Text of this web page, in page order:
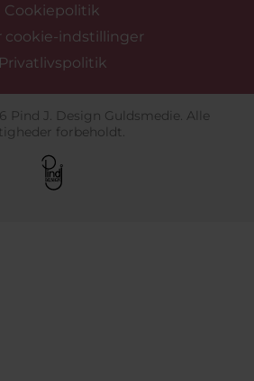
Cookiepolitik
indstillinger
Privatlivspolitik
Pind J. Design Guldsmedie. Alle
forbeholdt.